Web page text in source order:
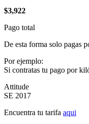
$3,922
Pago total
De esta forma solo pagas
Por ejemplo:
Si contratas tu pago por
Attitude
SE 2017
Encuentra tu tarifa aqui